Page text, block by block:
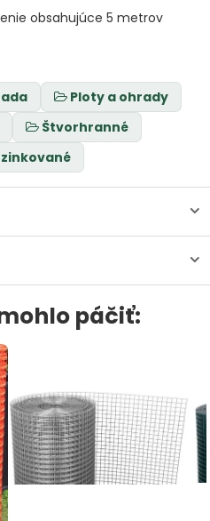
obsahujúce 5 metrov
Ploty a ohrady
Štvorhranné
páčiť: